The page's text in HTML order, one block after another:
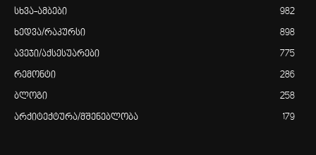
სხვა-ამბები 982
ხედვა/რაკურსი 898
ავეჯი/აქსესუარები 775
რემონტი 286
ბლოგი 258
არქიტექტურა/მშენებლობა 179